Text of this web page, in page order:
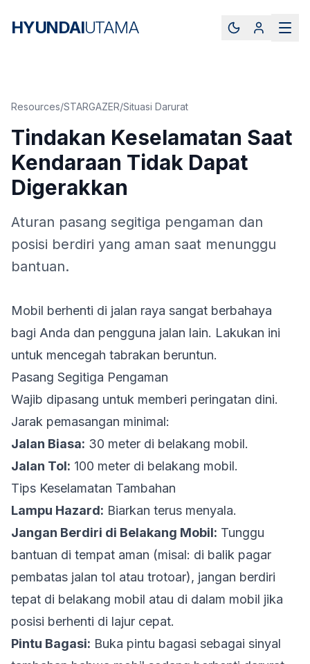
HYUNDAIUTAMA
Resources/STARGAZER/Situasi Darurat
Tindakan Keselamatan Saat
Kendaraan Tidak Dapat
Digerakkan
Aturan pasang segitiga pengaman dan
posisi berdiri yang aman saat menunggu
bantuan.
Mobil berhenti di jalan raya sangat berbahaya
bagi Anda dan pengguna jalan lain. Lakukan ini
untuk mencegah tabrakan beruntun.
Pasang Segitiga Pengaman
Wajib dipasang untuk memberi peringatan dini.
Jarak pemasangan minimal:
Jalan Biasa: 30 meter di belakang mobil.
Jalan Tol: 100 meter di belakang mobil.
Tips Keselamatan Tambahan
Lampu Hazard: Biarkan terus menyala.
Jangan Berdiri di Belakang Mobil: Tunggu
bantuan di tempat aman (misal: di balik pagar
pembatas jalan tol atau trotoar), jangan berdiri
tepat di belakang mobil atau di dalam mobil jika
posisi berhenti di lajur cepat.
Pintu Bagasi: Buka pintu bagasi sebagai sinyal